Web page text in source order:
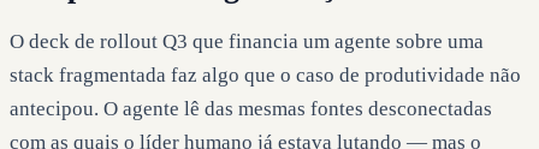
O deck de rollout Q3 que financia um agente sobre uma
stack fragmentada faz algo que o caso de produtividade não
antecipou. O agente lê das mesmas fontes desconectadas
com as quais o líder humano já estava lutando — mas o